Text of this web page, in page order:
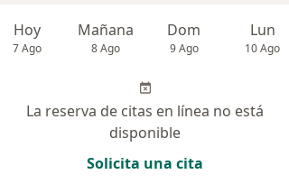
Hoy
7 Ago
Mañana
8 Ago
Dom
9 Ago
Lun
10 Ago
La reserva de citas en línea no está
disponible
Solicita una cita